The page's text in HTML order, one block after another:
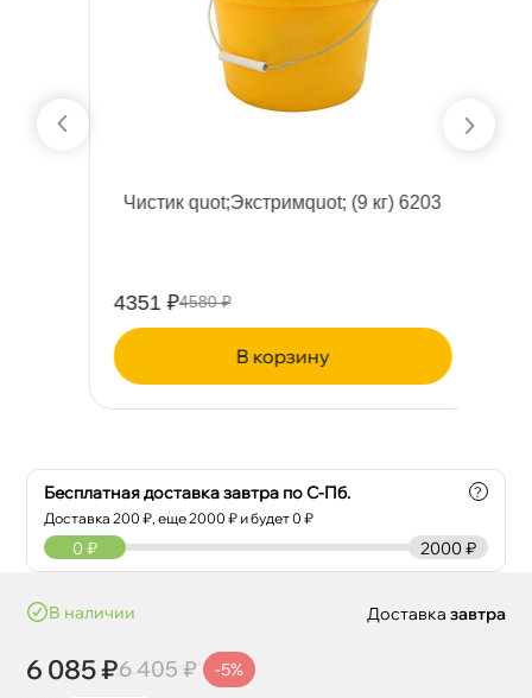
Чистик quot;Экстримquot; (9 кг) 6203
4351 ₽ 4580 ₽
корзину
Бесплатная доставка завтра по С-Пб.
Доставка200 ₽, еще2000 ₽ и будет 0 ₽
?
2000 ₽
0 ₽
наличии
6 085 ₽6 405 ₽ -5%
Доставка завтра